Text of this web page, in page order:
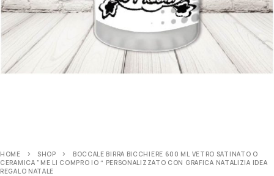
HOME SHOP
BOCCALE BIRRA BICCHIERE 600 ML VETRO SATINATO O
CERAMICA ”ME LI COMPRO IO “ PERSONALIZZATO CON GRAFICA NATALIZIA IDEA
REGALO NATALE